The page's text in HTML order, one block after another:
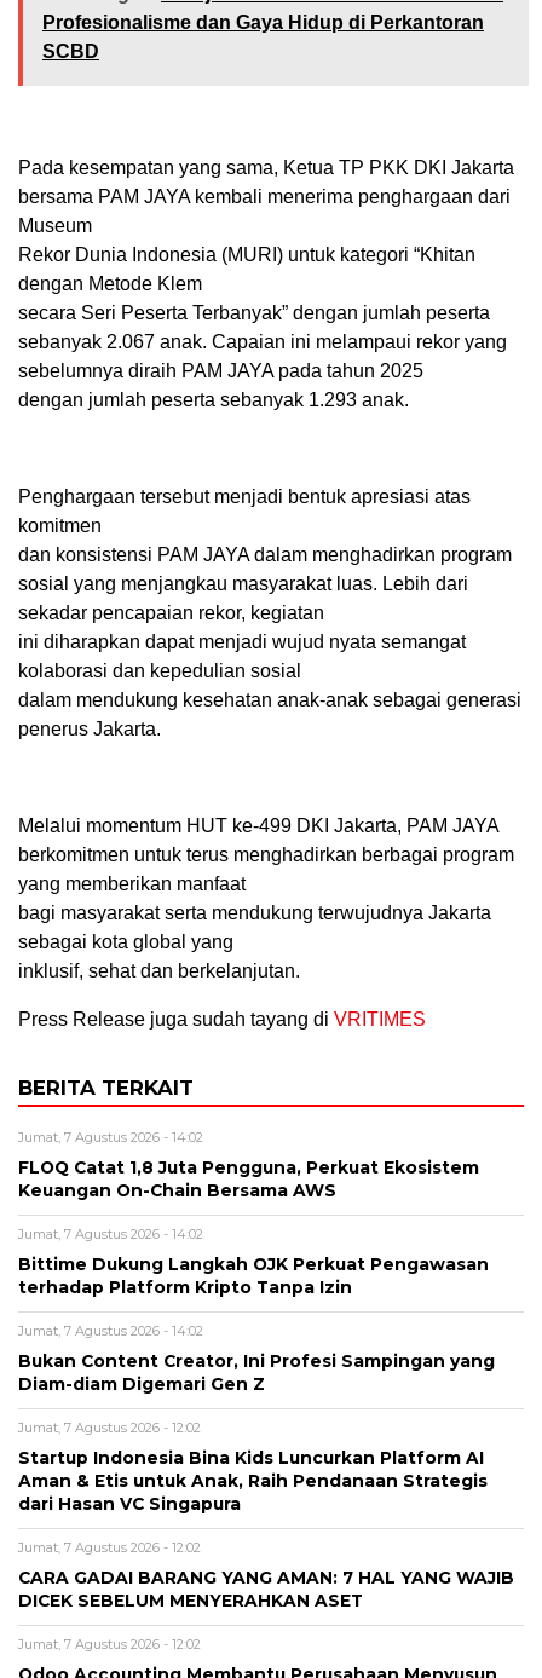
Profesionalisme dan Gaya Hidup di Perkantoran
SCBD
Pada kesempatan yang sama, Ketua TP PKK DKI Jakarta
bersama PAM JAYA kembali menerima penghargaan dari
Museum
Rekor Dunia Indonesia (MURI) untuk kategori “Khitan
dengan Metode Klem
secara Seri Peserta Terbanyak” dengan jumlah peserta
sebanyak 2.067 anak. Capaian ini melampaui rekor yang
sebelumnya diraih PAM JAYA pada tahun 2025
dengan jumlah peserta sebanyak 1.293 anak.
Penghargaan tersebut menjadi bentuk apresiasi atas
komitmen
dan konsistensi PAM JAYA dalam menghadirkan program
sosial yang menjangkau masyarakat luas. Lebih dari
sekadar pencapaian rekor, kegiatan
ini diharapkan dapat menjadi wujud nyata semangat
kolaborasi dan kepedulian sosial
dalam mendukung kesehatan anak-anak sebagai generasi
penerus Jakarta.
Melalui momentum HUT ke-499 DKI Jakarta, PAM JAYA
berkomitmen untuk terus menghadirkan berbagai program
yang memberikan manfaat
bagi masyarakat serta mendukung terwujudnya Jakarta
sebagai kota global yang
inklusif, sehat dan berkelanjutan.
Press Release juga sudah tayang di VRITIMES
BERITA TERKAIT
Jumat, 7 Agustus 2026 - 14:02
FLOQ Catat 1,8 Juta Pengguna, Perkuat Ekosistem
Keuangan On-Chain Bersama AWS
Jumat, 7 Agustus 2026 - 14:02
Bittime Dukung Langkah OJK Perkuat Pengawasan
terhadap Platform Kripto Tanpa Izin
Jumat, 7 Agustus 2026 - 14:02
Bukan Content Creator, Ini Profesi Sampingan yang
Diam-diam Digemari Gen Z
Jumat, 7 Agustus 2026 - 12:02
Startup Indonesia Bina Kids Luncurkan Platform AI
Aman & Etis untuk Anak, Raih Pendanaan Strategis
dari Hasan VC Singapura
Jumat, 7 Agustus 2026 - 12:02
CARA GADAI BARANG YANG AMAN: 7 HAL YANG WAJIB
DICEK SEBELUM MENYERAHKAN ASET
Jumat, 7 Agustus 2026 - 12:02